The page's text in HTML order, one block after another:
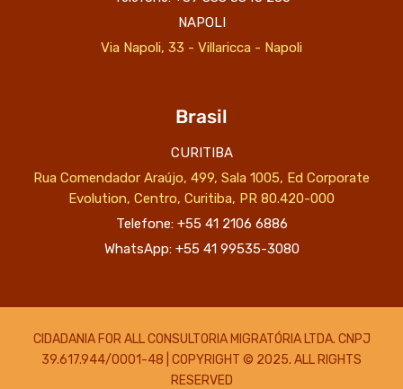
NAPOLI
Via Napoli, 33 - Villaricca - Napoli
Brasil
CURITIBA
Rua Comendador Araújo, 499, Sala 1005, Ed Corporate
Evolution, Centro, Curitiba, PR 80.420-000
Telefone: +55 41 2106 6886
WhatsApp: +55 41 99535-3080
CIDADANIA FOR ALL CONSULTORIA MIGRATÓRIA LTDA. CNPJ
39.617.944/0001-48 | COPYRIGHT © 2025. ALL RIGHTS
RESERVED